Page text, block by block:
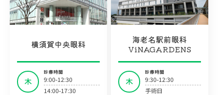
横須賀中央眼科
木
診療時間
9:00-12:30
14:00-17:30
海老名駅前眼科
ViNAGARDENS
木
診療時間
9:30-12:30
手術日